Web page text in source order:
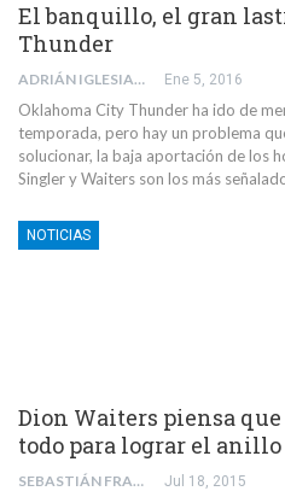
El banquillo, el gran
Thunder
ADRIÁN IGLESIAS TAIBO Ene 5, 2016
Oklahoma City Thunder ha ido de
temporada, pero hay un problema
solucionar, la baja aportación de los
Singler y Waiters son los más
NOTICIAS
Dion Waiters piensa
todo para lograr el anillo
SEBASTIÁN FRANCO Jul 18, 2015